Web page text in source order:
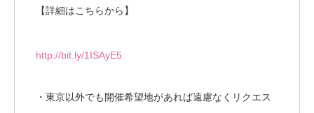
【詳細はこちらから】
http://bit.ly/1ISAyE5
・東京以外でも開催希望地があれば遠慮なくリクエス